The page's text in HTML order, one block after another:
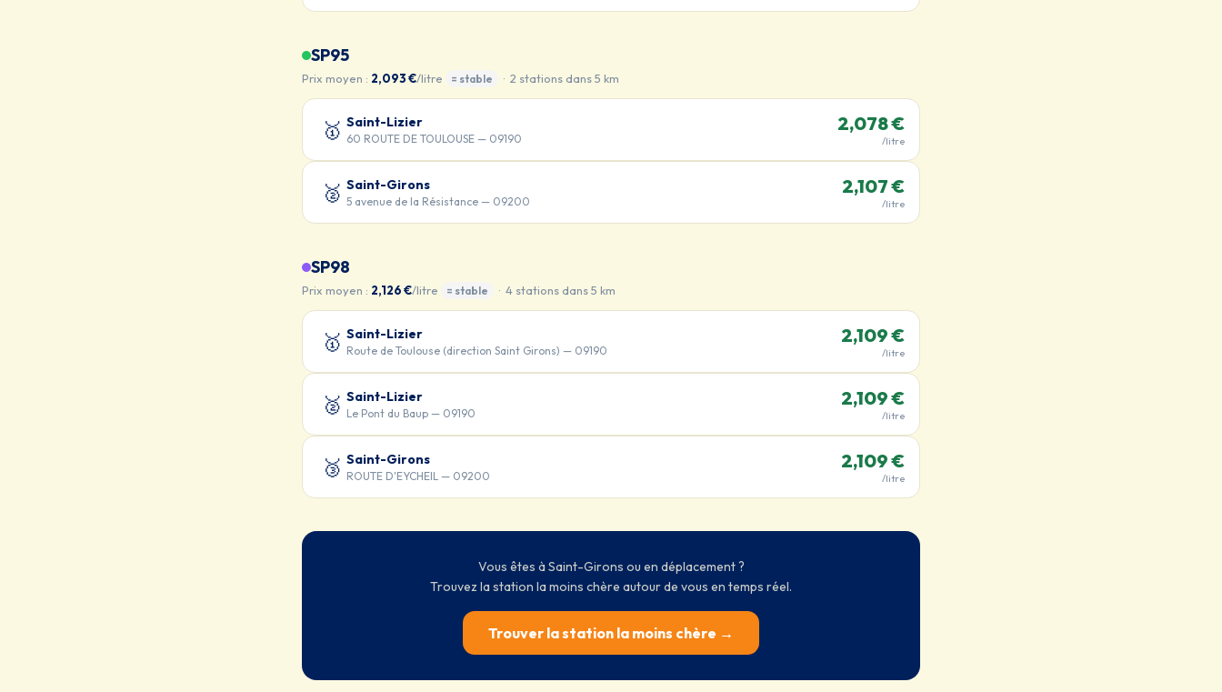
SP95
Prix moyen : 2,093 €/litre = stable · 2 stations dans 5 km
🥇 Saint-Lizier
60 ROUTE DE TOULOUSE — 09190
2,078 €
/litre
🥈 Saint-Girons
5 avenue de la Résistance — 09200
2,107 €
/litre
SP98
Prix moyen : 2,126 €/litre = stable · 4 stations dans 5 km
🥇 Saint-Lizier
Route de Toulouse (direction Saint Girons) — 09190
2,109 €
/litre
🥈 Saint-Lizier
Le Pont du Baup — 09190
2,109 €
/litre
🥉 Saint-Girons
ROUTE D'EYCHEIL — 09200
2,109 €
/litre
Vous êtes à Saint-Girons ou en déplacement ?
Trouvez la station la moins chère autour de vous en temps réel.
Trouver la station la moins chère →